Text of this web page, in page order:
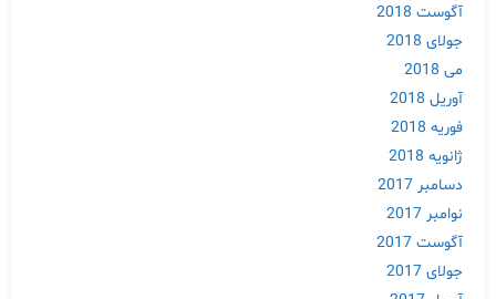
آگوست 2018
جولای 2018
می 2018
آوریل 2018
فوریه 2018
ژانویه 2018
دسامبر 2017
نوامبر 2017
آگوست 2017
جولای 2017